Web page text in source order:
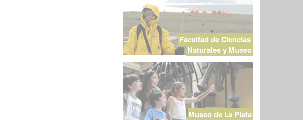
Facultad de Ciencias
Naturales y Museo
Museo de La Plata